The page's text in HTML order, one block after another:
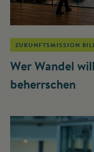
ZUKUNFTSMISSION
Wer Wandel
beherrschen